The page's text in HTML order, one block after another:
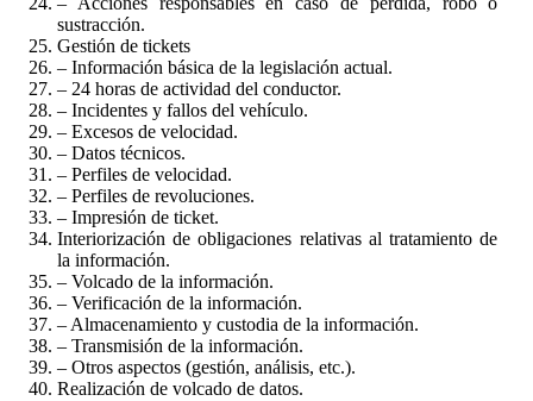
sustracción.
Gestión de tickets
– Información básica de la legislación actual.
– 24 horas de actividad del conductor.
– Incidentes y fallos del vehículo.
– Excesos de velocidad.
– Datos técnicos.
– Perfiles de velocidad.
– Perfiles de revoluciones.
– Impresión de ticket.
Interiorización de obligaciones relativas al tratamiento de
la información.
– Volcado de la información.
– Verificación de la información.
– Almacenamiento y custodia de la información.
– Transmisión de la información.
– Otros aspectos (gestión, análisis, etc.).
Realización de volcado de datos.